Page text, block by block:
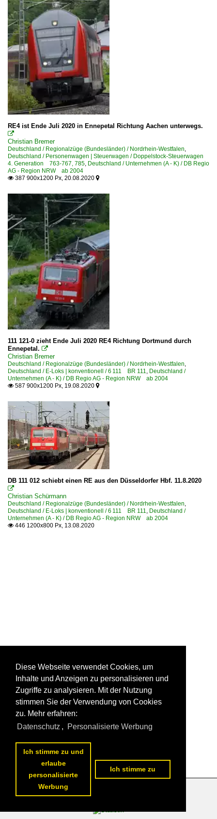
RE4 ist Ende Juli 2020 in Ennepetal Richtung Aachen unterwegs.

Christian Bremer
Deutschland / Regionalzüge (Bundesländer) / Nordrhein-Westfalen,
Deutschland / Personenwagen | Steuerwagen / Doppelstock-Steuerwagen
4. Generation 763-767, 785, Deutschland / Unternehmen (A - K) / DB Regio
AG - Region NRW ab 2004
 387 900x1200 Px, 20.08.2020 
111 121-0 zieht Ende Juli 2020 RE4 Richtung Dortmund durch
Ennepetal. 
Christian Bremer
Deutschland / Regionalzüge (Bundesländer) / Nordrhein-Westfalen
Deutschland / E-Loks | konventionell / 6 111 BR 111
Deutschland /
Unternehmen (A - K) / DB Regio AG - Region NRW ab 2004
 587 900x1200 Px, 19.08.2020 
DB 111 012 schiebt einen RE aus den Düsseldorfer Hbf. 11.8.2020

Christian Schürmann
Deutschland / Regionalzüge (Bundesländer) / Nordrhein-Westfalen
Deutschland / E-Loks | konventionell / 6 111 BR 111
Deutschland /
Unternehmen (A - K) / DB Regio AG - Region NRW ab 2004
 446 1200x800 Px, 13.08.2020
Datenschutzerklärung
Diese Webseite verwendet Cookies, um
Inhalte und Anzeigen zu personalisieren und
Zugriffe zu analysieren. Mit der Nutzung
stimmen Sie der Verwendung von Cookies
zu. Mehr erfahren:
Datenschutz , Personalisierte Werbung
Ich stimme zu und
erlaube
personalisierte
Werbung
Ich stimme zu